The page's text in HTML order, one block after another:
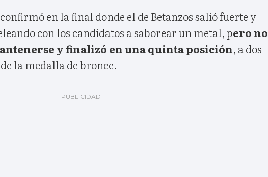
confirmó en la final donde el de Betanzos salió fuerte y
con los candidatos a saborear un metal, pero no
y finalizó en una quinta posición, a dos
la medalla de bronce.